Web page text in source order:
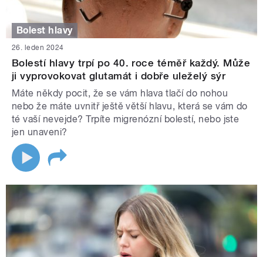
Bolest hlavy
26. leden 2024
Bolestí hlavy trpí po 40. roce téměř každý. Může
ji vyprovokovat glutamát i dobře uleželý sýr
Máte někdy pocit, že se vám hlava tlačí do nohou
nebo že máte uvnitř ještě větší hlavu, která se vám do
té vaší nevejde? Trpíte migrenózní bolestí, nebo jste
jen unaveni?